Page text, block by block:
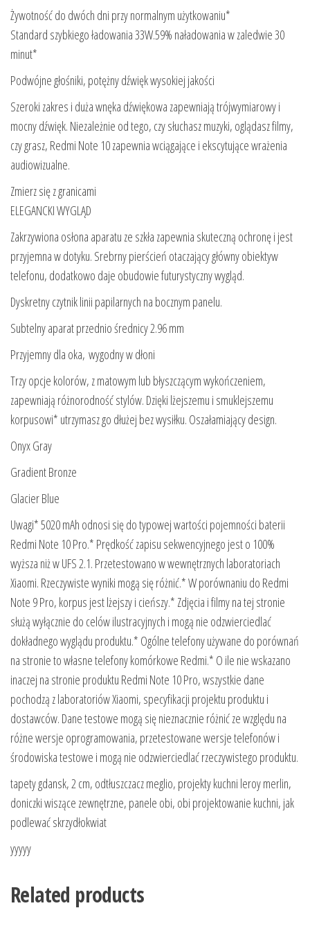
Żywotność do dwóch dni przy normalnym użytkowaniu*
Standard szybkiego ładowania 33W.59% naładowania w zaledwie 30
minut*
Podwójne głośniki, potężny dźwięk wysokiej jakości
Szeroki zakres i duża wnęka dźwiękowa zapewniają trójwymiarowy i
mocny dźwięk. Niezależnie od tego, czy słuchasz muzyki, oglądasz filmy,
czy grasz, Redmi Note 10 zapewnia wciągające i ekscytujące wrażenia
audiowizualne.
Zmierz się z granicami
ELEGANCKI WYGLĄD
Zakrzywiona osłona aparatu ze szkła zapewnia skuteczną ochronę i jest
przyjemna w dotyku. Srebrny pierścień otaczający główny obiektyw
telefonu, dodatkowo daje obudowie futurystyczny wygląd.
Dyskretny czytnik linii papilarnych na bocznym panelu.
Subtelny aparat przednio średnicy 2.96 mm
Przyjemny dla oka, wygodny w dłoni
Trzy opcje kolorów, z matowym lub błyszczącym wykończeniem,
zapewniają różnorodność stylów. Dzięki lżejszemu i smuklejszemu
korpusowi* utrzymasz go dłużej bez wysiłku. Oszałamiający design.
Onyx Gray
Gradient Bronze
Glacier Blue
Uwagi* 5020 mAh odnosi się do typowej wartości pojemności baterii
Redmi Note 10 Pro.* Prędkość zapisu sekwencyjnego jest o 100%
wyższa niż w UFS 2.1. Przetestowano w wewnętrznych laboratoriach
Xiaomi. Rzeczywiste wyniki mogą się różnić.* W porównaniu do Redmi
Note 9 Pro, korpus jest lżejszy i cieńszy.* Zdjęcia i filmy na tej stronie
służą wyłącznie do celów ilustracyjnych i mogą nie odzwierciedlać
dokładnego wyglądu produktu.* Ogólne telefony używane do porównań
na stronie to własne telefony komórkowe Redmi.* O ile nie wskazano
inaczej na stronie produktu Redmi Note 10 Pro, wszystkie dane
pochodzą z laboratoriów Xiaomi, specyfikacji projektu produktu i
dostawców. Dane testowe mogą się nieznacznie różnić ze względu na
różne wersje oprogramowania, przetestowane wersje telefonów i
środowiska testowe i mogą nie odzwierciedlać rzeczywistego produktu.
tapety gdansk, 2 cm, odtłuszczacz meglio, projekty kuchni leroy merlin,
doniczki wiszące zewnętrzne, panele obi, obi projektowanie kuchni, jak
podlewać skrzydłokwiat
yyyyy
Related products